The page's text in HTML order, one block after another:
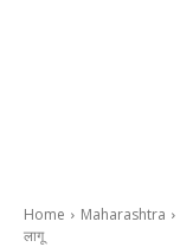
Home Maharashtra
लागू